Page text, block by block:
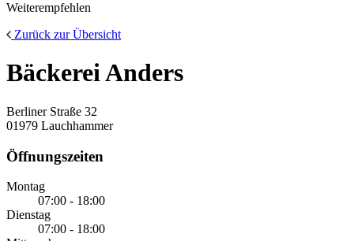
Weiterempfehlen
Zurück zur Übersicht
Bäckerei Anders
Berliner Straße 32
01979 Lauchhammer
Öffnungszeiten
Montag
07:00 - 18:00
Dienstag
07:00 - 18:00